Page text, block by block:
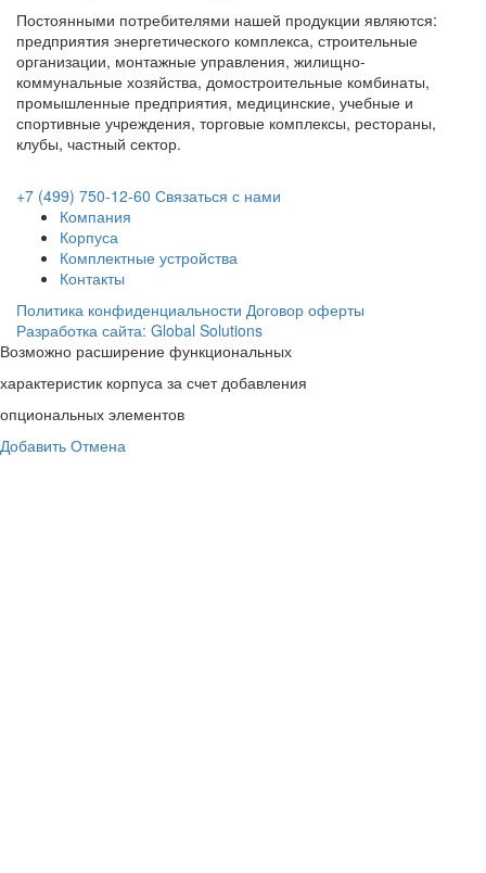
Постоянными потребителями нашей продукции являются:
предприятия энергетического комплекса, строительные
организации, монтажные управления, жилищно-
коммунальные хозяйства, домостроительные комбинаты,
промышленные предприятия, медицинские, учебные и
спортивные учреждения, торговые комплексы, рестораны,
клубы, частный сектор.
+7 (499) 750-12-60 Связаться с нами
Компания
Корпуса
Комплектные устройства
Контакты
Политика конфиденциальности Договор оферты
Разработка сайта: Global Solutions
Возможно расширение функциональных
характеристик корпуса за счет добавления
опциональных элементов
Добавить Отмена